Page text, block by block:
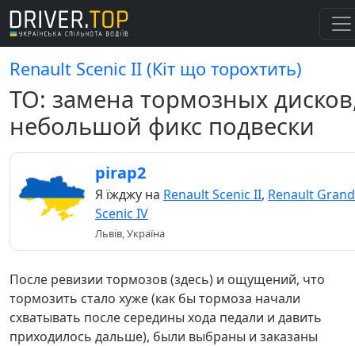
Renault Scenic II (Кіт що торохтить)
ТО: замена тормозных
небольшой фикс подвески
pirap2
Я їжджу на Renault Scenic II, Renault Grand
Scenic IV
Львів, Україна
После ревизии тормозов (здесь) и ощущений, что
тормозить стало хуже (как бы тормоза начали
схватывать после середины хода педали и давить
приходилось дальше), были выбраны и заказаны